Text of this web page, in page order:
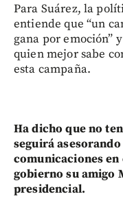
Para Suárez, la
entiende que “un
gana por emoción”
quien mejor sabe
esta campaña.
Ha dicho que no
seguirá
comunicaciones en
gobierno su amigo
presidencial.